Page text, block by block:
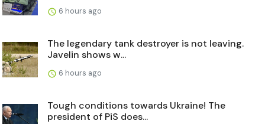
6 hours ago
The legendary tank destroyer is not leaving.
Javelin shows w...
6 hours ago
Tough conditions towards Ukraine! The
president of PiS does...